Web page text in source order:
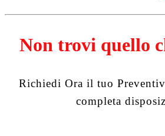
Non trovi quello
Richiedi Ora il tuo
completa